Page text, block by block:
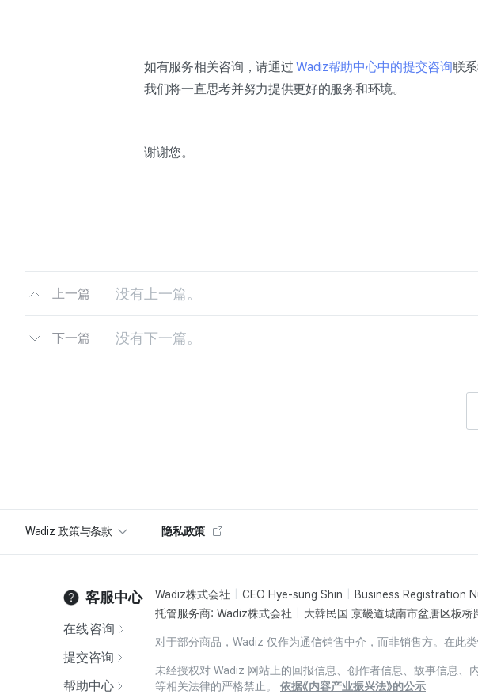
如有服务相关咨询，请通过Wadiz帮助中心中的提交咨询联系
我们将一直思考并努力提供更好的服务和环境。
谢谢您。
上一篇 没有上一篇。
下一篇 没有下一篇。
Wadiz 政策与条款 隐私政策
客服中心
在线咨询
提交咨询
帮助中心
Wadiz株式会社 CEO Hye-sung Shin Business Registration
托管服务商: Wadiz株式会社
大韓民国 京畿道城南市盆唐区板
对于部分商品，Wadiz 仅作为通信销售中介，而非销售方。在此
未经授权对 Wadiz 网站上的回报信息、创作者信息、故事信息、
等相关法律的严格禁止。
依据《内容产业振兴法》的公示